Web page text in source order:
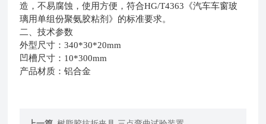
造，不易腐蚀，使用方便，符合HG/T4363《汽车车窗玻
璃用单组份聚氨胶粘剂》的标准要求。
二、技术参数
外型尺寸：340*30*20mm
凹槽尺寸：10*300mm
产品材质：铝合金